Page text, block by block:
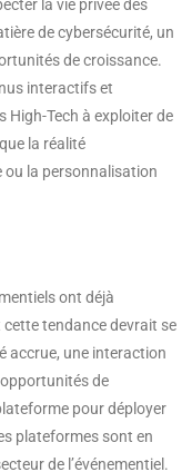
la vie privée des
de cybersécurité, un
de croissance.
interactifs et
High-Tech à exploiter de
la réalité
ou la personnalisation
ont déjà
tendance devrait se
accrue, une interaction
de
pour déployer
plateformes sont en
de l’événementiel.